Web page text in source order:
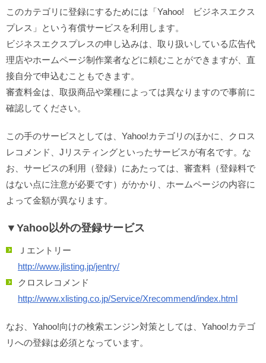
このカテゴリに登録にするためには「Yahoo! ビジネスエクス
プレス」という有償サービスを利用します。
ビジネスエクスプレスの申し込みは、取り扱いしている広告代
理店やホームページ制作業者などに頼むことができますが、直
接自分で申込むこともできます。
審査料金は、取扱商品や業種によっては異なりますので事前に
確認してください。
この手のサービスとしては、Yahoo!カテゴリのほかに、クロス
レコメンド、Jリスティングといったサービスが有名です。な
お、サービスの利用（登録）にあたっては、審査料（登録料で
はない点に注意が必要です）がかかり、ホームページの内容に
よって金額が異なります。
▼Yahoo以外の登録サービス
Ｊエントリー
http://www.jlisting.jp/jentry/
クロスレコメンド
http://www.xlisting.co.jp/Service/Xrecommend/index.html
なお、Yahoo!向けの検索エンジン対策としては、Yahoo!カテゴ
リへの登録は必須となっています。